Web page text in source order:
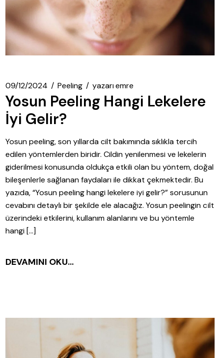
09/12/2024 Peeling yazarıemre
Yosun Peeling Hangi Lekelere
İyi Gelir?
Yosun peeling, son yıllarda cilt bakımında sıklıkla tercih
edilen yöntemlerden biridir. Cildin yenilenmesi ve lekelerin
giderilmesi konusunda oldukça etkili olan bu yöntem, doğal
bileşenlerle sağlanan faydaları ile dikkat çekmektedir. Bu
yazıda, “Yosun peeling hangi lekelere iyi gelir?” sorusunun
cevabını detaylı bir şekilde ele alacağız. Yosun peelingin cilt
üzerindeki etkilerini, kullanım alanlarını ve bu yöntemle
hangi […]
DEVAMINI OKU...